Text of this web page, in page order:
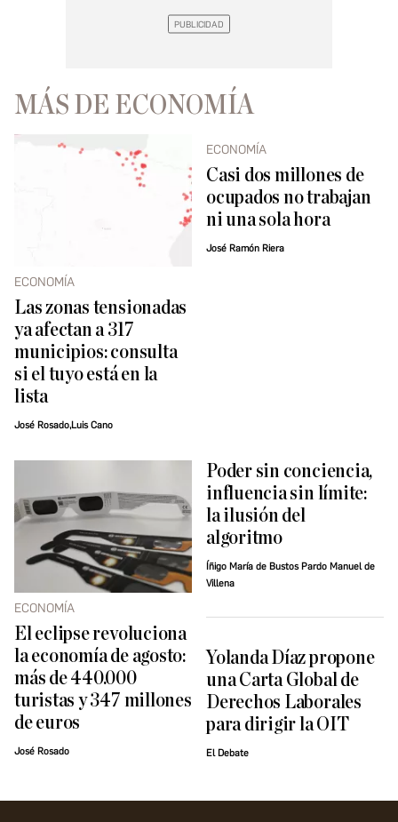
MÁS DE ECONOMÍA
ECONOMÍA
Las zonas tensionadas
ya afectan a 317
municipios: consulta
si el tuyo está en la
lista
José Rosado,Luis Cano
ECONOMÍA
Casi dos millones de
ocupados no trabajan
ni una sola hora
José Ramón Riera
ECONOMÍA
El eclipse revoluciona
la economía de agosto:
más de 440.000
turistas y 347 millones
de euros
José Rosado
Poder sin conciencia,
influencia sin límite:
la ilusión del
algoritmo
Íñigo María de Bustos Pardo Manuel de
Villena
Yolanda Díaz propone
una Carta Global de
Derechos Laborales
para dirigir la OIT
El Debate